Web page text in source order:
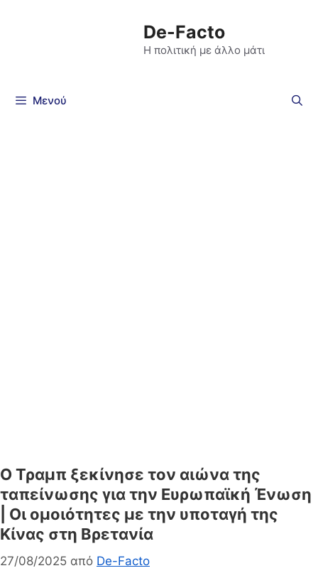
De-Facto
Η πολιτική με άλλο μάτι
Μενού
Ο Τραμπ ξεκίνησε τον αιώνα της
ταπείνωσης για την Ευρωπαϊκή Ένωση
| Οι ομοιότητες με την υποταγή της
Κίνας στη Βρετανία
27/08/2025 από De-Facto